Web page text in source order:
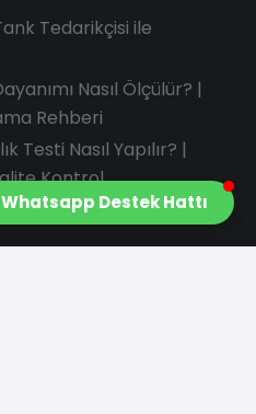
Tedarikçisi ile
Nasıl Ölçülür? |
Rehberi
Testi Nasıl Yapılır? |
Kontrol
Tercih Edilir?
Whatsapp Destek Hattı